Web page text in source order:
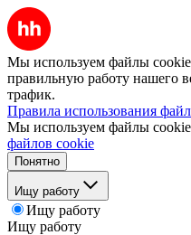
Мы используем файлы
правильную работу нашего
трафик.
Правила использования
Мы используем файлы
файлов cookie
Понятно
Ищу работу
Ищу работу
Ищу работу